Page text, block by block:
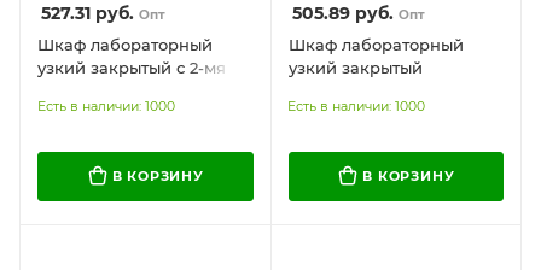
527.31 руб. Опт
Шкаф лабораторный
узкий закрытый с 2-мя
Есть в наличии: 1000
В КОРЗИНУ
505.89руб. Опт
Шкаф лабораторный
узкий закрытый
Есть в наличии: 1000
В КОРЗИНУ